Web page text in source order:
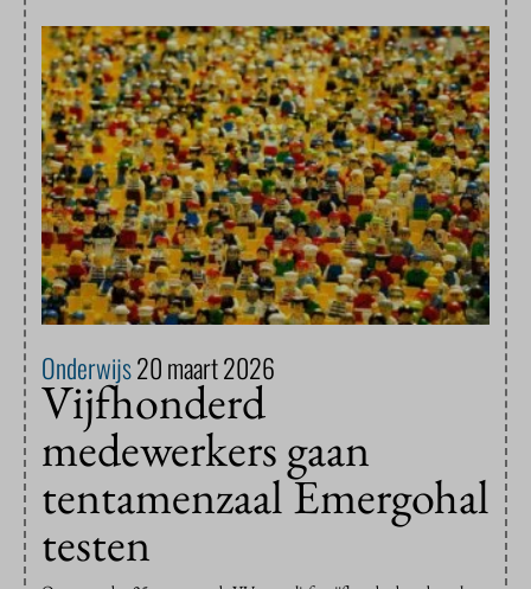
Onderwijs20 maart 2026
Vijfhonderd
medewerkers gaan
tentamenzaal Emergohal
testen